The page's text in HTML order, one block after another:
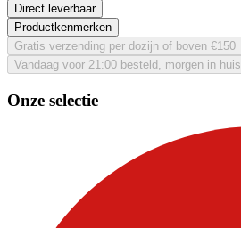
Direct leverbaar
Productkenmerken
Gratis verzending per dozijn of boven €150
Vandaag voor 21:00 besteld, morgen in huis
Onze selectie